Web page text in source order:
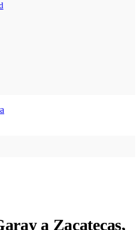
a Zacatecas,